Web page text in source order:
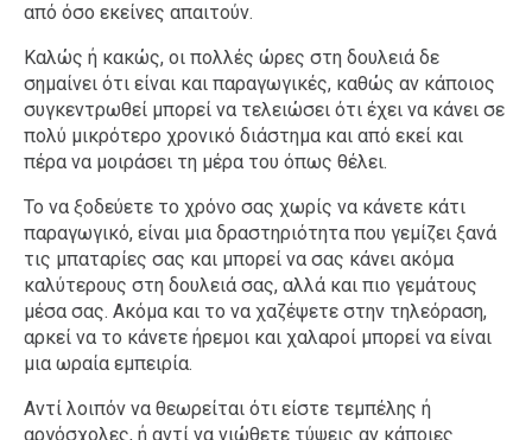
από όσο εκείνες απαιτούν.
Καλώς ή κακώς, οι πολλές ώρες στη δουλειά δε
σημαίνει ότι είναι και παραγωγικές, καθώς αν κάποιος
συγκεντρωθεί μπορεί να τελειώσει ότι έχει να κάνει σε
πολύ μικρότερο χρονικό διάστημα και από εκεί και
πέρα να μοιράσει τη μέρα του όπως θέλει.
Το να ξοδεύετε το χρόνο σας χωρίς να κάνετε κάτι
παραγωγικό, είναι μια δραστηριότητα που γεμίζει ξανά
τις μπαταρίες σας και μπορεί να σας κάνει ακόμα
καλύτερους στη δουλειά σας, αλλά και πιο γεμάτους
μέσα σας. Ακόμα και το να χαζέψετε στην τηλεόραση,
αρκεί να το κάνετε ήρεμοι και χαλαροί μπορεί να είναι
μια ωραία εμπειρία.
Αντί λοιπόν να θεωρείται ότι είστε τεμπέλης ή
αργόσχολες, ή αντί να νιώθετε τύψεις αν κάποιες